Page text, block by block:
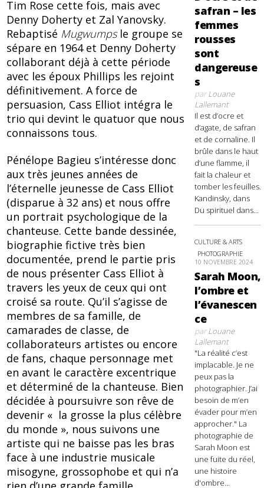
Tim Rose cette fois, mais avec
Denny Doherty et Zal Yanovsky.
Rebaptisé Mugwumpsle groupe se
sépare en 1964 et Denny Doherty
collaborant déjà à cette période
avec les époux Phillips les rejoint
définitivement. A force de
persuasion, Cass Elliot intégra le
trio qui devint le quatuor que nous
connaissons tous.
Pénélope Bagieu s’intéresse donc
aux très jeunes années de
l’éternelle jeunesse de Cass Elliot
(disparue à 32 ans) et nous offre
un portrait psychologique de la
chanteuse. Cette bande dessinée,
biographie fictive très bien
documentée, prend le partie pris
de nous présenter Cass Elliot à
travers les yeux de ceux qui ont
croisé sa route. Qu’il s’agisse de
membres de sa famille, de
camarades de classe, de
collaborateurs artistes ou encore
de fans, chaque personnage met
en avant le caractère excentrique
et déterminé de la chanteuse. Bien
décidée à poursuivre son rêve de
devenir « la grosse la plus célèbre
du monde », nous suivons une
artiste qui ne baisse pas les bras
face à une industrie musicale
misogyne, grossophobe et qui n’a
safran – les
femmes
rousses
sont
dangereuse
s
parLouane
Lallemant
Il est d’ocre et
d’agate, de safran
et de cornaline. Il
brûle dans le haut
d’une flamme, il
fait la chaleur et
tomber les feuilles.
Kandinsky, dans
Du spirituel dans...
CULTURE & ARTS
PHOTOGRAPHIE
10 NOVEMBRE 2024
Sarah Moon,
l’ombre et
l’évanescen
ce
parLouane
Lallemant
"La réalité c’est
implacable. Je ne
peux pas la
photographier. J’ai
besoin de m’en
évader pour m’en
approcher." La
photographie de
Sarah Moon est
une fuite du réel,
une histoire
d'ombre...